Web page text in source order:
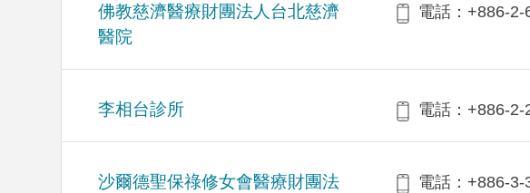
佛教慈濟醫療財團法人台北慈濟
醫院
電話：+886-2-
李相台診所 電話：+886-2-
沙爾德聖保祿修女會醫療財團法
電話：+886-3-